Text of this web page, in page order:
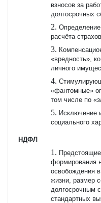
взносов за
долгосрочных
расчёта
«вредность»,
личного
«фантомные»
том числе по
Исключение
социального
НДФЛ
формирования
освобождения
жизни, размер
долгосрочным
стандартных